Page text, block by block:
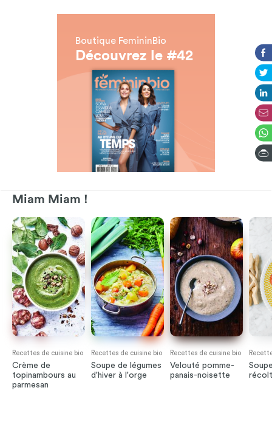
Boutique FemininBio
Découvrez le #42
Miam Miam !
Recettes de cuisine bio
Crème de
topinambours au
parmesan
Recettes de cuisine bio
Soupe de légumes
d'hiver à l'orge
Recettes de cuisine bio
Velouté pomme-
panais-noisette